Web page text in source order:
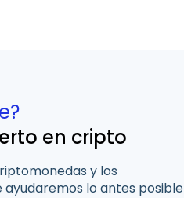
en cripto
y los
lo antes posible